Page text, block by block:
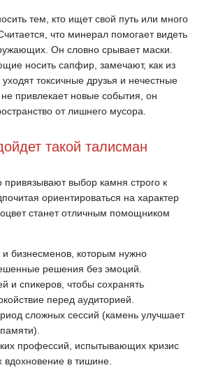
тем, кто ищет свой путь или много
что минерал помогает видеть
Он словно срывает маски.
носить сапфир, замечают, как из
токсичные друзья и нечестные
привлекает новые события, он
от лишнего мусора.
такой талисман
привязывают выбор камня строго к
ориентироваться на характер
станет отличным помощником
и бизнесменов, которым нужно
решения без эмоций.
и спикеров, чтобы сохранять
перед аудиторией.
сложных сессий (камень улучшает
профессий, испытывающих кризис
в тишине.